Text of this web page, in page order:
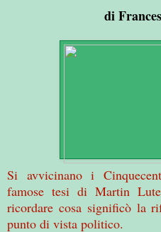
di
Si avvicinano i
famose tesi di Martin
ricordare cosa significò la
punto di vista politico.